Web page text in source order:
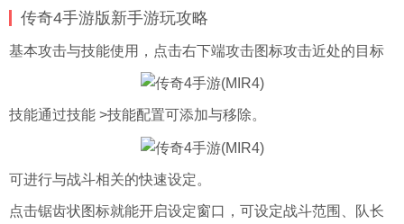
传奇4手游版新手游玩攻略
基本攻击与技能使用，点击右下端攻击图标攻击近处的目标
技能通过技能 >技能配置可添加与移除。
可进行与战斗相关的快速设定。
点击锯齿状图标就能开启设定窗口，可设定战斗范围、队长